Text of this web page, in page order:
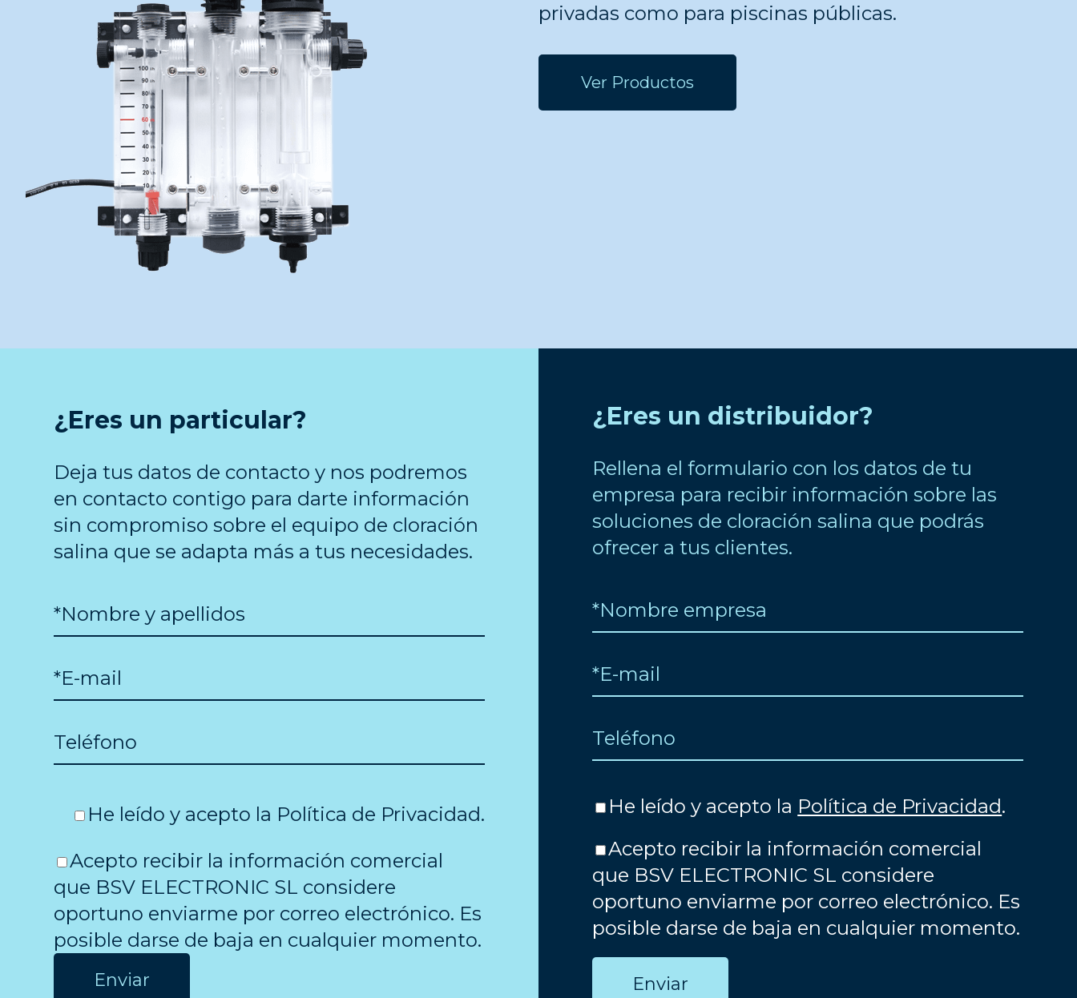
privadas como para piscinas públicas.
Ver Productos
¿Eres un particular?
Deja tus datos de contacto y nos podremos
en contacto contigo para darte información
sin compromiso sobre el equipo de cloración
salina que se adapta más a tus necesidades.
He leído y acepto la Política de Privacidad.
Acepto recibir la información comercial
que BSV ELECTRONIC SL considere
oportuno enviarme por correo electrónico. Es
posible darse de baja en cualquier momento.
¿Eres un distribuidor?
Rellena el formulario con los datos de tu
empresa para recibir información sobre las
soluciones de cloración salina que podrás
ofrecer a tus clientes.
He leído y acepto la Política de Privacidad.
Acepto recibir la información comercial
que BSV ELECTRONIC SL considere
oportuno enviarme por correo electrónico. Es
posible darse de baja en cualquier momento.